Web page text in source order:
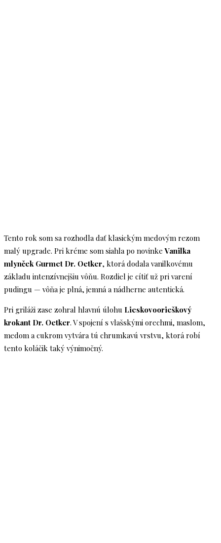
Tento rok som sa rozhodla dať klasickým medovým rezom
malý upgrade. Pri kréme som siahla po novinkeVanilka
mlynček Gurmet Dr. Oetker, ktorá dodala vanilkovému
základu intenzívnejšiu vôňu. Rozdiel je cítiť už pri varení
pudingu — vôňa je plná, jemná a nádherne autentická.
Pri griláži zase zohral hlavnú úlohu Lieskovoorieškový
krokant Dr. Oetker. V spojení s vlašskými orechmi, maslom,
medom a cukrom vytvára tú chrumkavú vrstvu, ktorá robí
tento koláčik taký výnimočný.